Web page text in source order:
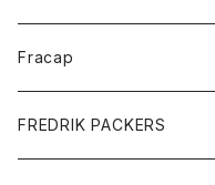
ニット
Fracap
グッズ
FREDRIK PACKERS